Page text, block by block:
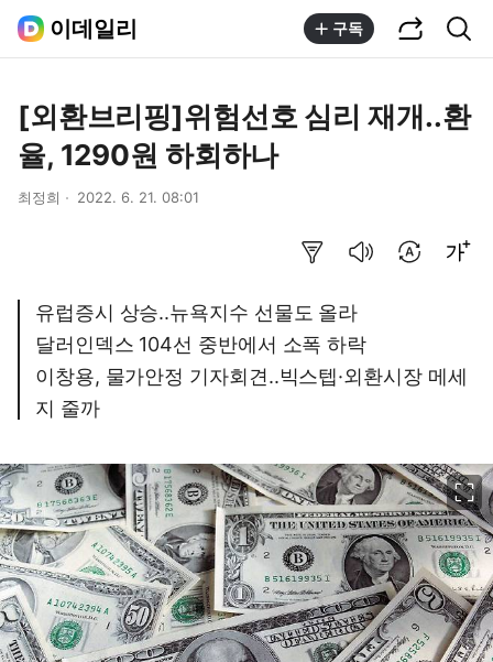
이데일리 구독
[외환브리핑]위험선호 심리 재개..환
율, 1290원 하회하나
최정희 2022. 6. 21. 08:01
유럽증시 상승..뉴욕지수 선물도 올라
달러인덱스 104선 중반에서 소폭 하락
이창용, 물가안정 기자회견..빅스텝·외환시장 메세
지 줄까